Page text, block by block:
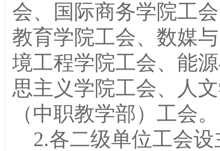
会、国际商务学院工
教育学院工会、数媒
境工程学院工会、能
思主义学院工会、人
（中职教学部）工会。
2.各二级单位工会